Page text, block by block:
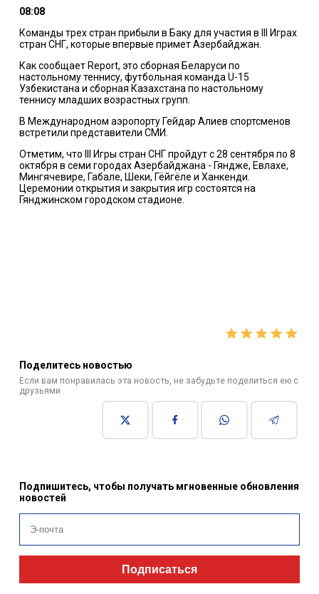
08:08
Команды трех стран прибыли в Баку для участия в III Играх
стран СНГ, которые впервые примет Азербайджан.
Как сообщает Report, это сборная Беларуси по
настольному теннису, футбольная команда U-15
Узбекистана и сборная Казахстана по настольному
теннису младших возрастных групп.
В Международном аэропорту Гейдар Алиев спортсменов
встретили представители СМИ.
Отметим, что III Игры стран СНГ пройдут с 28 сентября по 8
октября в семи городах Азербайджана - Гяндже, Евлахе,
Мингячевире, Габале, Шеки, Гёйгёле и Ханкенди.
Церемонии открытия и закрытия игр состоятся на
Гянджинском городском стадионе.
Поделитесь новостью
Если вам понравилась эта новость, не забудьте поделиться ею с
друзьями
Подпишитесь, чтобы получать мгновенные обновления
новостей
Подписаться